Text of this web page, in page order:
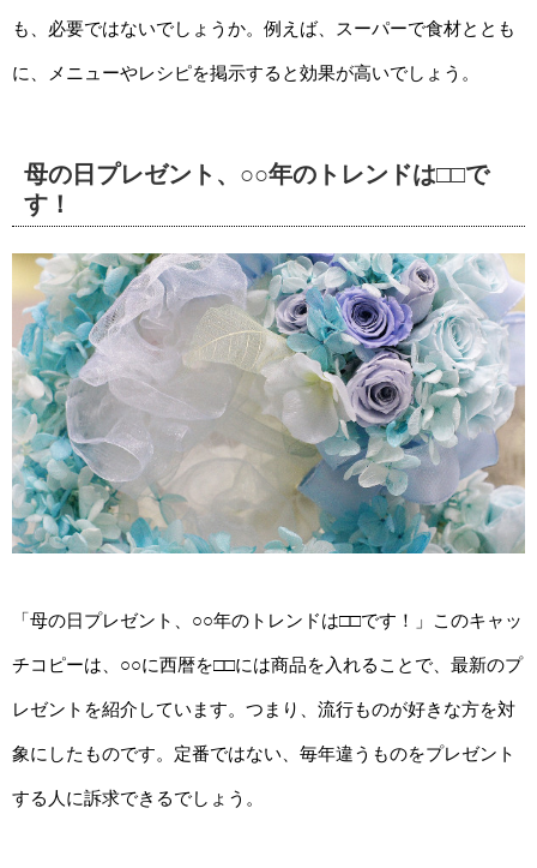
も、必要ではないでしょうか。例えば、スーパーで食材ととも
に、メニューやレシピを掲示すると効果が高いでしょう。
母の日プレゼント、○○年のトレンドは□□で
す！
「母の日プレゼント、○○年のトレンドは□□です！」このキャッ
チコピーは、○○に西暦を□□には商品を入れることで、最新のプ
レゼントを紹介しています。つまり、流行ものが好きな方を対
象にしたものです。定番ではない、毎年違うものをプレゼント
する人に訴求できるでしょう。